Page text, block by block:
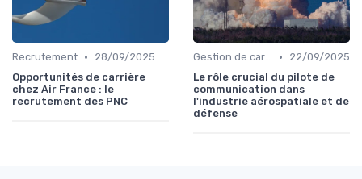
Recrutement •
28/09/2025
Opportunités de carrière
chez Air France : le
recrutement des PNC
Gestion de carrière •
22/09/2025
Le rôle crucial du pilote de
communication dans
l'industrie aérospatiale et de
défense